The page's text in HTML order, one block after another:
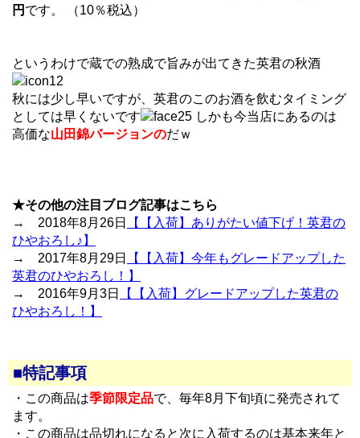
円 です。 （10％税込）
というわけで蔵での熟成で旨みが出てきた英君の秋酒
秋には少し早いですが、英君のこのお酒を飲むタイミング
としては早くないです
しかも今当店にあるのは
高価な山田錦バージョンのだｗ
★その他の注目ブログ記事はこちら
→ 2018年8月26日
【【入荷】ありがたい値下げ！英君の
ひやおろし♪】
→ 2017年8月29日
【【入荷】今年もグレードアップした
英君のひやおろし！】
→ 2016年9月3日
【【入荷】グレードアップした英君の
ひやおろし！】
■特記事項
・この商品は季節限定品で、毎年8月下旬頃に発売されて
ます。
・この商品は品切れになると次に入荷するのは基本来年と